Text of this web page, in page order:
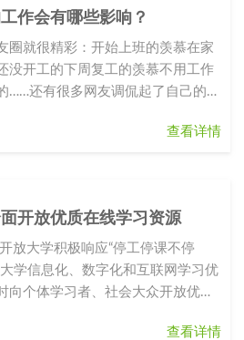
作会有哪些影响？
圈就很精彩：开始上班的羡慕在家
没开工的下周复工的羡慕不用工作
……还有很多网友调侃起了自己的职
查看详情
开放优质在线学习资源
放大学积极响应“停工停课不停
学信息化、数字化和互联网学习优
向个体学习者、社会大众开放优质
查看详情